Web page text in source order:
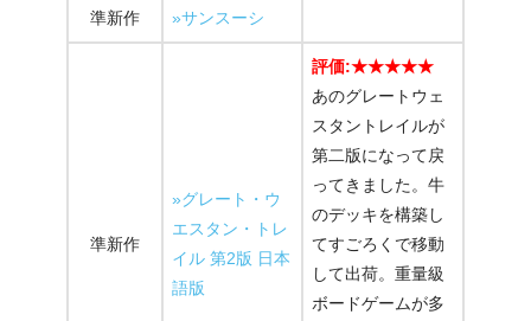
準新作 »サンスーシ
準新作
»グレート・ウ
エスタン・トレ
イル 第2版 日本
語版
評価:★★★★★
あのグレートウェ
スタントレイルが
第二版になって戻
ってきました。牛
のデッキを構築し
てすごろくで移動
して出荷。重量級
ボードゲームが多